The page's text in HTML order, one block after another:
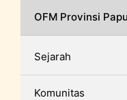
OFM Provinsi
Sejarah
Komunitas